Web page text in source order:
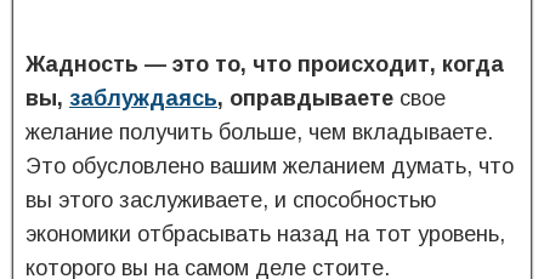
Жадность — это то, что происходит, когда
вы, заблуждаясь, оправдываете свое
желание получить больше, чем вкладываете.
Это обусловлено вашим желанием думать, что
вы этого заслуживаете, и способностью
экономики отбрасывать назад на тот уровень,
которого вы на самом деле стоите.